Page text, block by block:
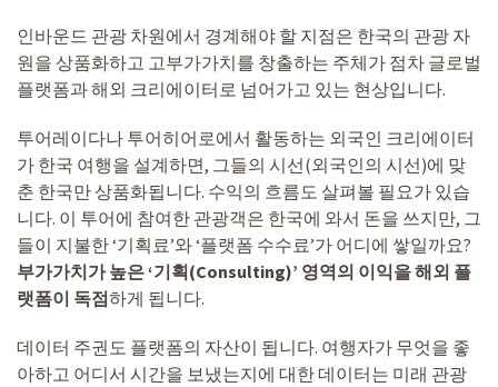
인바운드 관광 차원에서 경계해야 할 지점은 한국의 관광 자
원을 상품화하고 고부가가치를 창출하는 주체가 점차 글로벌
플랫폼과 해외 크리에이터로 넘어가고 있는 현상입니다.
투어레이다나 투어히어로에서 활동하는 외국인 크리에이터
가 한국 여행을 설계하면, 그들의 시선(외국인의 시선)에 맞
춘 한국만 상품화됩니다. 수익의 흐름도 살펴볼 필요가 있습
니다. 이 투어에 참여한 관광객은 한국에 와서 돈을 쓰지만, 그
들이 지불한 ‘기획료’와 ‘플랫폼 수수료’가 어디에 쌓일까요?
부가가치가 높은 ‘기획(Consulting)’ 영역의 이익을 해외 플
랫폼이 독점하게 됩니다.
데이터 주권도 플랫폼의 자산이 됩니다. 여행자가 무엇을 좋
아하고 어디서 시간을 보냈는지에 대한 데이터는 미래 관광